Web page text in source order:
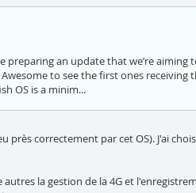
preparing an update that we’re
to see the first ones receiving
OS is a minim...
correctement par cet OS). J'ai
la gestion de la 4G et